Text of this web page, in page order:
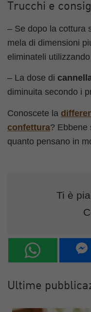
Trucchi e
– Se dopo la cottura
mela di dimensioni
eliminateli
– La dose di
diminuita secondo i
Conoscete la
confettura? Ebbene
quanto pensano in
Ti è
Ultime